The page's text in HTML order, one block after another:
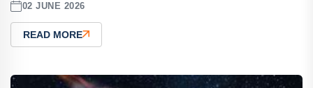
02 JUNE 2026
READ MORE